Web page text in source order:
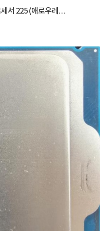
서 225 (애로우레이